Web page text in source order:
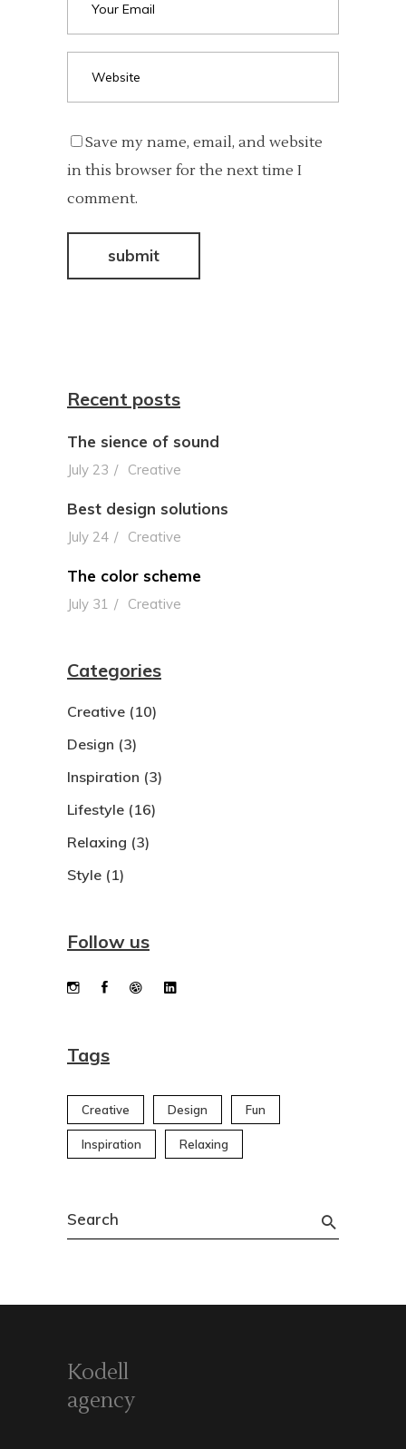
Save my name, email, and website
in this browser for the next time I
comment.
Recent posts
The sience of sound
July 23 Creative
Best design solutions
July 24 Creative
The color scheme
July 31 Creative
Categories
Creative (10)
Design (3)
Inspiration (3)
Lifestyle (16)
Relaxing (3)
Style (1)
Follow us
Tags
Creative Design Fun
Inspiration Relaxing
Search
for:
Kodell
agency